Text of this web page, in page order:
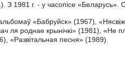
З 1981 г. - у часопісе
«Бабруйск» (1967),
ля роднае крынічкі» (1981),
«Развітальная песня» (1989).